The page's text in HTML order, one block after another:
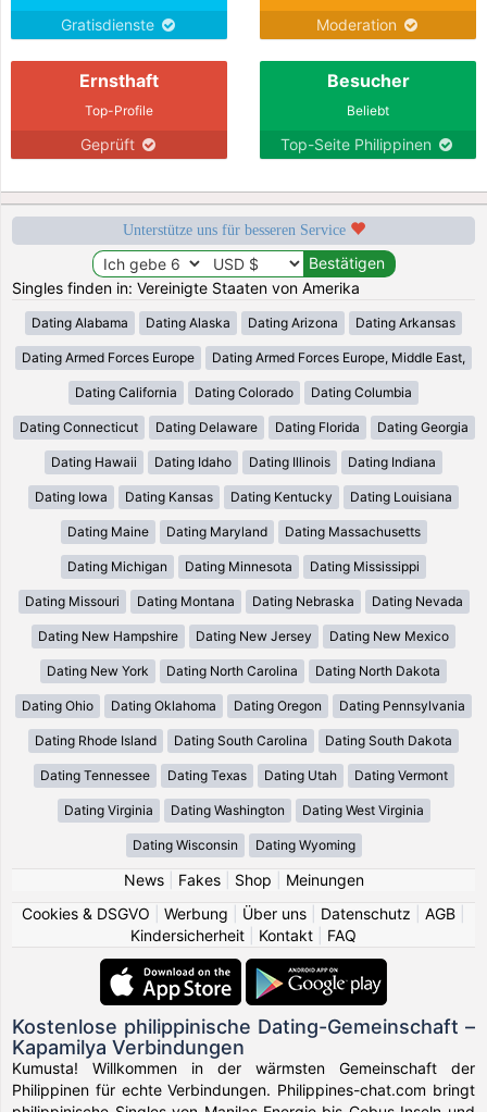
Gratisdienste Moderation
Ernsthaft
Top-Profile
Geprüft
Besucher
Beliebt
Top-Seite Philippinen
Unterstütze uns für besseren Service
Singles finden in: Vereinigte Staaten von Amerika
Dating Alabama Dating Alaska Dating Arizona Dating Arkansas
Dating Armed Forces Europe Dating Armed Forces Europe, Middle East,
Dating California Dating Colorado Dating Columbia
Dating Connecticut Dating Delaware Dating Florida Dating Georgia
Dating Hawaii Dating Idaho Dating Illinois Dating Indiana
Dating Iowa Dating Kansas Dating Kentucky Dating Louisiana
Dating Maine Dating Maryland Dating Massachusetts
Dating Michigan Dating Minnesota Dating Mississippi
Dating Missouri Dating Montana Dating Nebraska Dating Nevada
Dating New Hampshire Dating New Jersey Dating New Mexico
Dating New York Dating North Carolina Dating North Dakota
Dating Ohio Dating Oklahoma Dating Oregon Dating Pennsylvania
Dating Rhode Island Dating South Carolina Dating South Dakota
Dating Tennessee Dating Texas Dating Utah Dating Vermont
Dating Virginia Dating Washington Dating West Virginia
Dating Wisconsin Dating Wyoming
News| Fakes| Shop
Meinungen
Cookies & DSGVO
Werbung Über uns Datenschutz AGB
Kindersicherheit
Kontakt FAQ
Kostenlose philippinische Dating-Gemeinschaft –
Kapamilya Verbindungen
Kumusta! Willkommen in der wärmsten Gemeinschaft der
Philippinen für echte Verbindungen. Philippines-chat.com bringt